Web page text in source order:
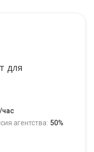
для
час
агентства: 50%